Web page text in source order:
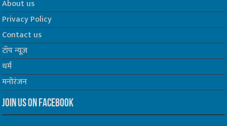
About us
Privacy Policy
Contact us
टॉप न्यूज़
धर्म
मनोरंजन
Join us on Facebook